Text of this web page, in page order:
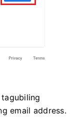
email address.